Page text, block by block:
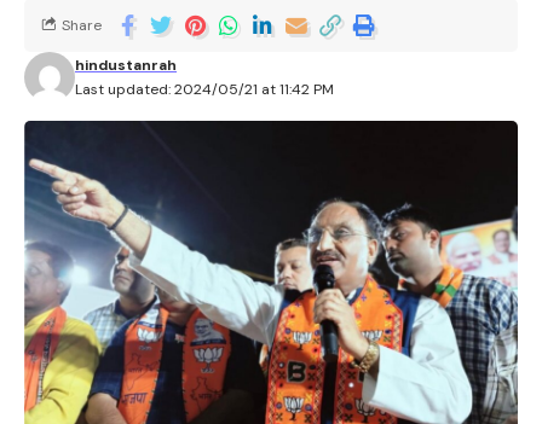
Last updated: 2024/05/21 at 11:42 PM
hindustanrah
Share